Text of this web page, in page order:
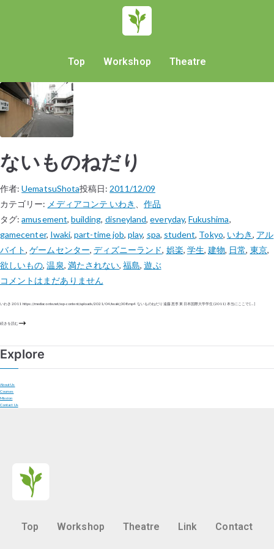
Top Workshop Theatre
ないものねだり
作者:UematsuShota投稿日: 2011/12/09
カテゴリー: メディアコンテ いわき 、作品
タグ:amusement, building, disneyland,everyday, Fukushima,
gamecenter, Iwaki,part-time job,play, spa, student, Tokyo, いわき, アル
バイト,ゲームセンター, ディズニーランド, 娯楽, 学生, 建物, 日常, 東京,
欲しいもの,温泉, 満たされない,福島,遊ぶ
コメントはまだありません
いわき 2011 https://mediaconte.net/wp-content/uploads/2021/04/iwaki_008.mp4 ないものねだり 遠藤 恵李 東日本国際大学学生 (2011) 本当にここで […]
続きを読む
Explore
About Us
Courses
Mission
Contact Us
Top Workshop Theatre Link Contact